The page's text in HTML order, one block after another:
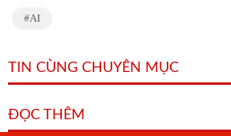
AI
TIN CÙNG CHUYÊN MỤC
ĐỌC THÊM